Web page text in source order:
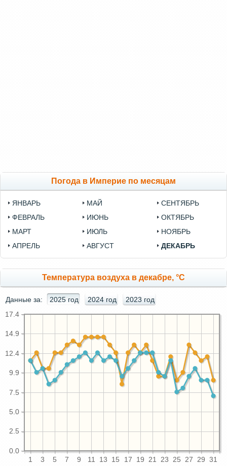
Погода в Империе по месяцам
ЯНВАРЬ
ФЕВРАЛЬ
МАРТ
АПРЕЛЬ
МАЙ
ИЮНЬ
ИЮЛЬ
АВГУСТ
СЕНТЯБРЬ
ОКТЯБРЬ
НОЯБРЬ
ДЕКАБРЬ
Температура воздуха в декабре, °C
Данные за: 2025 год 2024 год 2023 год
1 3 5 7 9 11 13 15 17 19 21 23 25 27 29 31
0.0
2.5
5.0
7.5
9.9
12.4
14.9
17.4